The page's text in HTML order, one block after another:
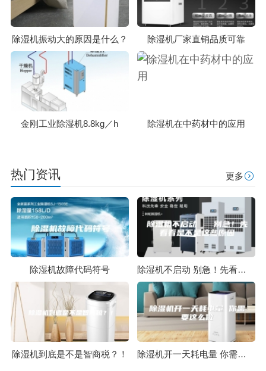
除湿机振动大的原因是什么？ 除湿机厂家直销品质可靠
金刚工业除湿机8.8kg／h 除湿机在中药材中的应用
热门资讯 更多
除湿机故障代码符号 除湿机不启动 别急！先看看是不是这些原因
除湿机到底是不是智商税？！ 除湿机开一天耗电量 你需要这么做